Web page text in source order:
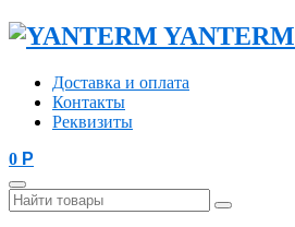
YANTERM
Доставка и оплата
Контакты
Реквизиты
0 Р